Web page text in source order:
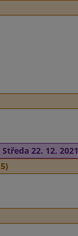
Středa 22. 12. 2021